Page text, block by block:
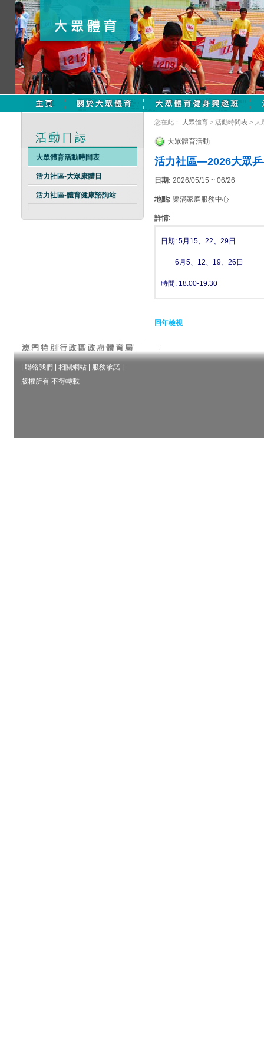
大眾體育活動時間表
活力社區-大眾康體日
活力社區-體育健康諮詢站
您在此： 大眾體育 > 活動時間表 > 大
大眾體育活動
活力社區—2026大眾
日期: 2026/05/15 ~ 06/26
地點: 樂滿家庭服務中心
詳情:
日期: 5月15、22、29日
6月5、12、19、26日
時間: 18:00-19:30
回年檢視
聯絡我們 相關網站 服務承諾
版權所有 不得轉載